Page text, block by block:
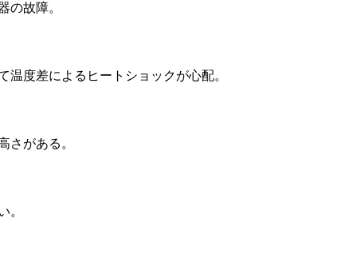
の故障。
温度差によるヒートショックが心配。
さがある。
。